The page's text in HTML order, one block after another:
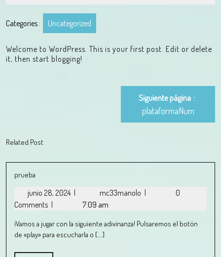
Categories : Uncategorized
Welcome to WordPress. This is your first post. Edit or delete
it, then start blogging!
Siguiente página
plataformaNum
Related Post
prueba
junio 28, 2024 mc33manolo
0
Comments
7:09 am
¡Vamos a jugar con la siguiente adivinanza! Pulsaremos el botón
de «play» para escucharla o [...]